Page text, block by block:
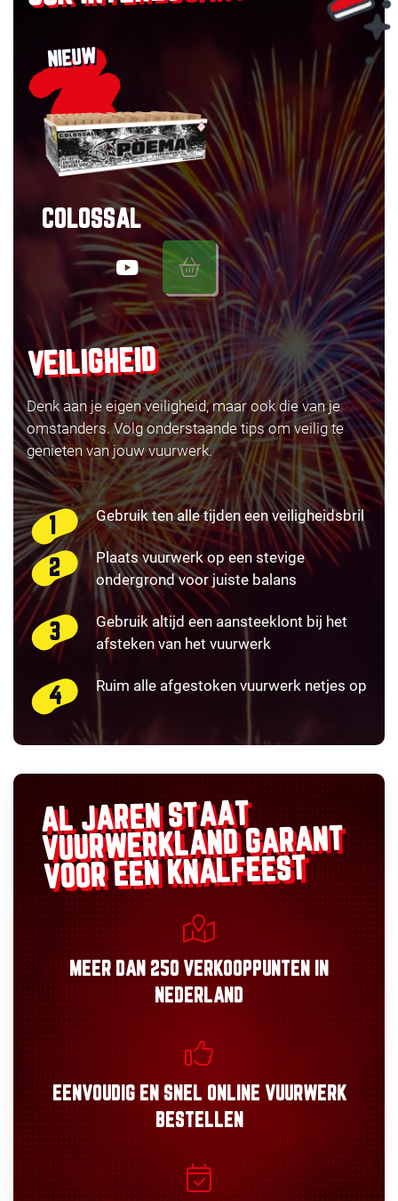
NIEUW
COLOSSAL
VEILIGHEID
Denk aan je eigen veiligheid, maar ook die van je
omstanders. Volg onderstaande tips om veilig te
genieten van jouw vuurwerk.
Gebruik ten alle tijden een veiligheidsbril
Plaats vuurwerk op een stevige
ondergrond voor juiste balans
Gebruik altijd een aansteeklont bij het
afsteken van het vuurwerk
Ruim alle afgestoken vuurwerk netjes op
AL JAREN STAAT
VUURWERKLANDGARANT
VOOR EEN KNALFEEST
MEER DAN 250 VERKOOPPUNTEN
IN
NEDERLAND
EENVOUDIGEN SNEL ONLINE VUURWERK
BESTELLEN